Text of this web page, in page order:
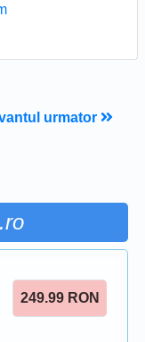
urmator
249.99 RON